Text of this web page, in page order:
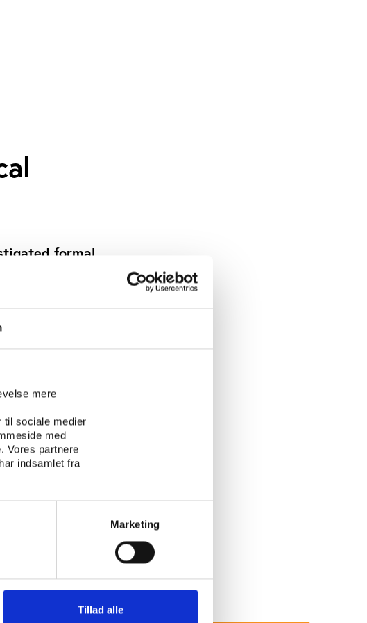
mere
til sociale medier
med
Vores partnere
indsamlet fra
Marketing
Tillad alle
formal
by
and
that each